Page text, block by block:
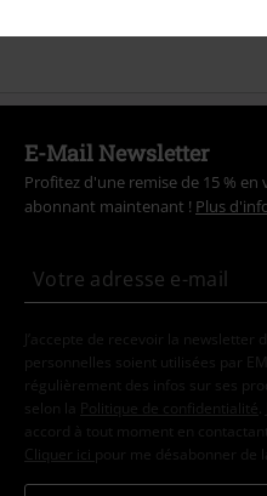
E-Mail Newsletter
Profitez d'une remise de 15 % en
abonnant maintenant ! Plus
J’accepte de recevoir la newsletter
personnelles soient utilisées par
régulièrement des infos sur ses
selon la
Politique de confidentialité
accord à tout moment en
Cliquer ici pour me désabonner de